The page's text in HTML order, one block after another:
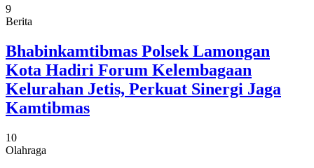
9
Berita
Bhabinkamtibmas Polsek Lamongan
Kota Hadiri Forum Kelembagaan
Kelurahan Jetis, Perkuat Sinergi Jaga
Kamtibmas
10
Olahraga